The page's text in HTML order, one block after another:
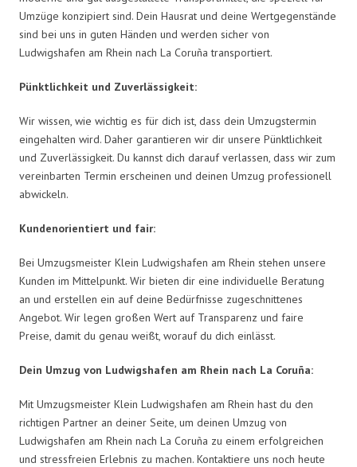
Umzüge konzipiert sind. Dein Hausrat und deine Wertgegenstände
sind bei uns in guten Händen und werden sicher von
Ludwigshafen am Rhein nach La Coruña transportiert.
Pünktlichkeit und Zuverlässigkeit:
Wir wissen, wie wichtig es für dich ist, dass dein Umzugstermin
eingehalten wird. Daher garantieren wir dir unsere Pünktlichkeit
und Zuverlässigkeit. Du kannst dich darauf verlassen, dass wir zum
vereinbarten Termin erscheinen und deinen Umzug professionell
abwickeln.
Kundenorientiert und fair:
Bei Umzugsmeister Klein Ludwigshafen am Rhein stehen unsere
Kunden im Mittelpunkt. Wir bieten dir eine individuelle Beratung
an und erstellen ein auf deine Bedürfnisse zugeschnittenes
Angebot. Wir legen großen Wert auf Transparenz und faire
Preise, damit du genau weißt, worauf du dich einlässt.
Dein Umzug von Ludwigshafen am Rhein nach La Coruña:
Mit Umzugsmeister Klein Ludwigshafen am Rhein hast du den
richtigen Partner an deiner Seite, um deinen Umzug von
Ludwigshafen am Rhein nach La Coruña zu einem erfolgreichen
und stressfreien Erlebnis zu machen. Kontaktiere uns noch heute